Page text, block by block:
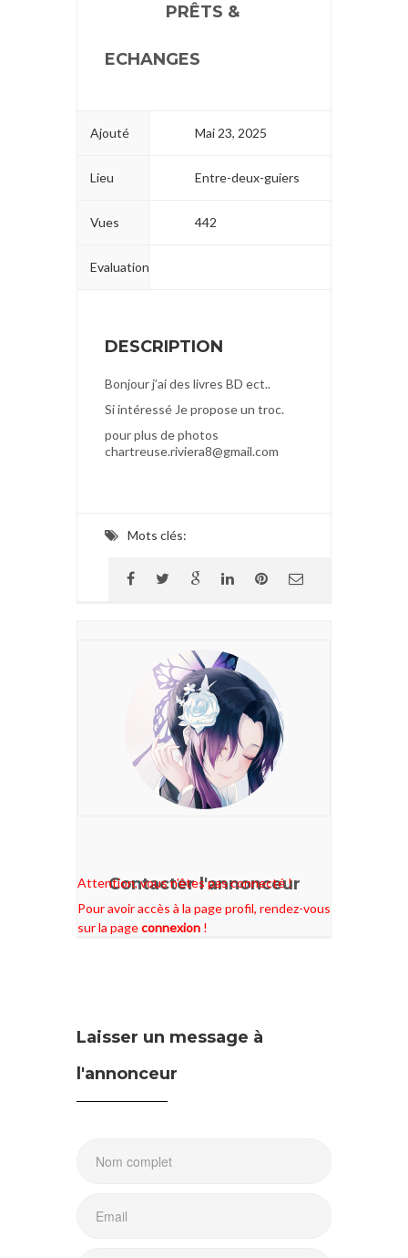
PRÊTS &
ECHANGES
Ajouté Mai 23, 2025
Lieu Entre-deux-guiers
Vues 442
Evaluation
DESCRIPTION
Bonjour j’ai des livres BD ect..
Si intéressé Je propose un troc.
pour plus de photos
chartreuse.riviera8@gmail.com
Mots clés:
Contacter l'annonceur
Attention, vous n'êtes pas connecté !
Pour avoir accès à la page profil, rendez-vous
sur la pageconnexion !
Laisser un message à
l'annonceur